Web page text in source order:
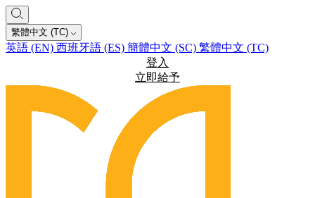
繁體中文 (TC)
英語 (EN) 西班牙語 (ES) 簡體中文 (SC) 繁體中文 (TC)
登入
立即給予